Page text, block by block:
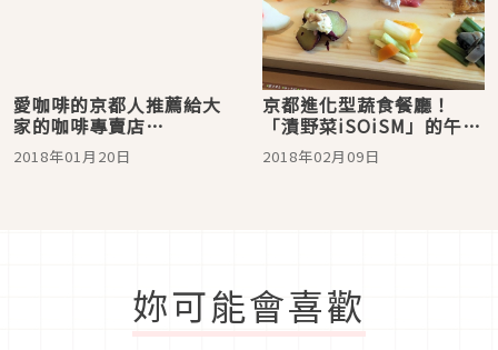
愛咖啡的京都人推薦給大
家的咖啡專賣店
「WIFE&HUSBAND」溫
馨可愛
2018年01月20日
京都進化型蔬食餐廳！
「漬野菜iSOiSM」的午餐
好吃到不行
2018年02月09日
妳可能會喜歡